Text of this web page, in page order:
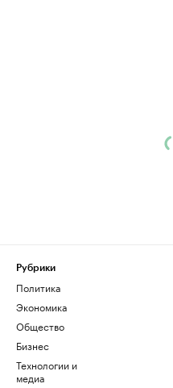
Рубрики
Политика
Экономика
Общество
Бизнес
Технологии и
медиа